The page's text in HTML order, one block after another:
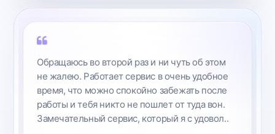
Мальчики хорошие у вас сидят, как только
будет возможность-приду к вам, чтобы
заменить еще одну запчасть! Спасибо
за ответсвенный подход к работе.